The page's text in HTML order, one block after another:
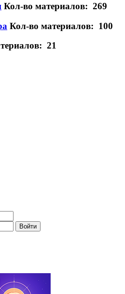
Кол-во материалов: 269
Кол-во материалов: 100
21